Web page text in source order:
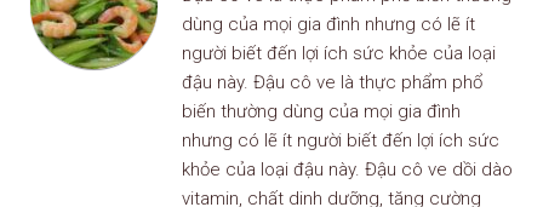
dùng của mọi gia đình nhưng có lẽ ít
người biết đến lợi ích sức khỏe của loại
đậu này. Đậu cô ve là thực phẩm phổ
biến thường dùng của mọi gia đình
nhưng có lẽ ít người biết đến lợi ích sức
khỏe của loại đậu này. Đậu cô ve dồi dào
vitamin, chất dinh dưỡng, tăng cường